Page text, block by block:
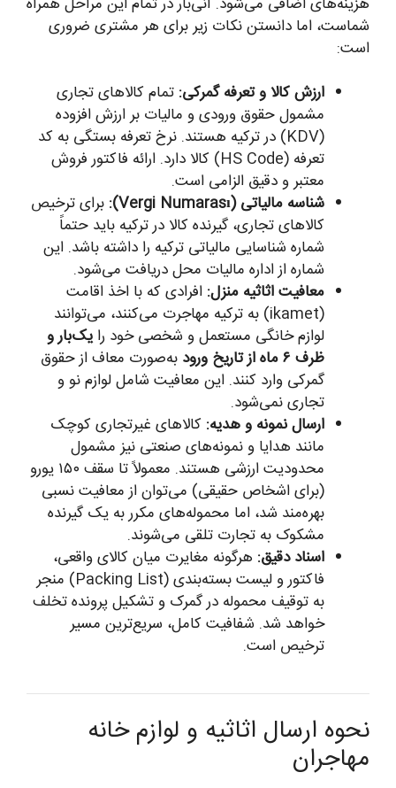
شماست، اما دانستن نکات زیر برای هر مشتری ضروری
است:
ارزش کالا و تعرفه گمرکی: تمام کالاهای تجاری
مشمول حقوق ورودی و مالیات بر ارزش افزوده
(KDV) در ترکیه هستند. نرخ تعرفه بستگی به کد
تعرفه (HS Code) کالا دارد. ارائه فاکتور فروش
معتبر و دقیق الزامی است.
شناسه مالیاتی (Vergi Numarası):
برای ترخیص
کالاهای تجاری، گیرنده کالا در ترکیه باید حتماً
شماره شناسایی مالیاتی ترکیه را داشته باشد. این
شماره از اداره مالیات محل دریافت می‌شود.
معافیت اثاثیه منزل: افرادی که با اخذ اقامت
(ikamet) به ترکیه مهاجرت می‌کنند، می‌توانند
لوازم خانگی مستعمل و شخصی خود رایک‌بار و
ظرف ۶ ماه از تاریخ ورود
به‌صورت معاف از حقوق
گمرکی وارد کنند. این معافیت شامل لوازم نو و
تجاری نمی‌شود.
ارسال نمونه و هدیه: کالاهای غیرتجاری کوچک
مانند هدایا و نمونه‌های صنعتی نیز مشمول
محدودیت ارزشی هستند. معمولاً تا سقف ۱۵۰ یورو
(برای اشخاص حقیقی) می‌توان از معافیت نسبی
بهره‌مند شد، اما محموله‌های مکرر به یک گیرنده
مشکوک به تجارت تلقی می‌شوند.
اسناد دقیق: هرگونه مغایرت میان کالای واقعی،
فاکتور و لیست بسته‌بندی (Packing List) منجر
به توقیف محموله در گمرک و تشکیل پرونده تخلف
خواهد شد. شفافیت کامل، سریع‌ترین مسیر
ترخیص است.
نحوه ارسال اثاثیه و لوازم خانه
مهاجران